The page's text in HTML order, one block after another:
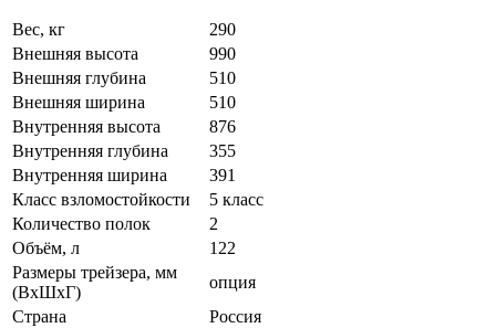
Вес, кг
290
Внешняя высота
990
Внешняя глубина
510
Внешняя ширина
510
Внутренняя высота
876
Внутренняя глубина
355
Внутренняя ширина
391
Класс взломостойкости
5 класс
Количество полок
2
Объём, л
122
Размеры трейзера, мм
(ВхШхГ)
опция
Страна
Россия